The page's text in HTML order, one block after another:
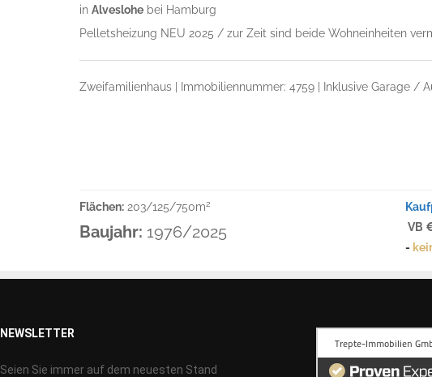
in Alveslohebei Hamburg
Pelletsheizung NEU 2025 / zur Zeit sind beide Wohneinheiten
Zweifamilienhaus | Immobiliennummer: 4759 | Inklusive Garage /
Flächen:203/125/750m2
Baujahr: 1976/2025
VB
-
NEWSLETTER
Seien Sie immer auf dem neuesten Stand